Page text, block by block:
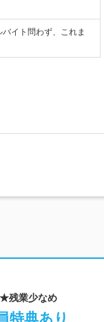
イト問わず、これま
残業少なめ
特典あり